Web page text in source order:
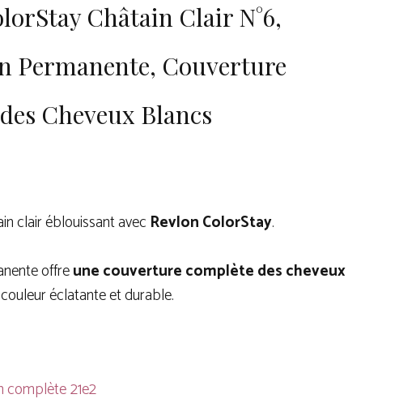
Châtain Clair N°6,
Permanente, Couverture
Cheveux Blancs
clair éblouissant avec Revlon ColorStay.
offreune couverture complète des cheveux
éclatante et durable.
complète